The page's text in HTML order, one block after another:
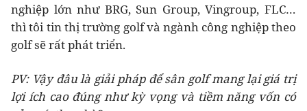
nghiệp lớn như BRG, Sun Group, Vingroup, FLC…
thì tôi tin thị trường golf và ngành công nghiệp theo
golf sẽ rất phát triển.
PV: Vậy đâu là giải pháp để sân golf mang lại giá trị
lợi ích cao đúng như kỳ vọng và tiềm năng vốn có